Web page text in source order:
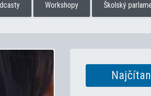
Workshopy Školský